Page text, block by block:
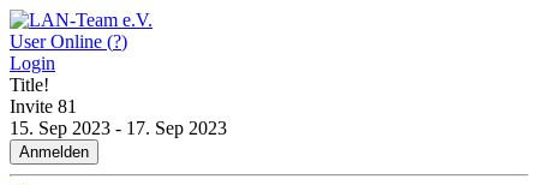
User Online (?)
Login
Title!
Invite 81
15. Sep 2023 - 17. Sep 2023
Anmelden